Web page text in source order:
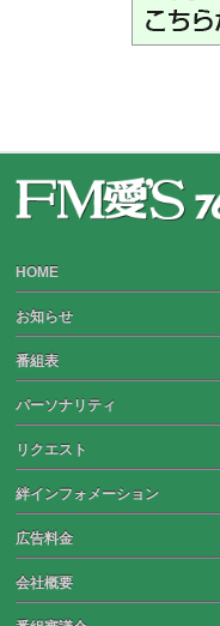
HOME
お知らせ
番組表
パーソナリティ
リクエスト
絆インフォメーション
広告料金
会社概要